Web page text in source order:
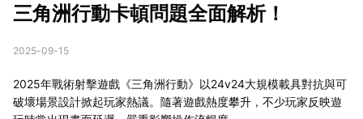
三角洲行動卡頓問題全面解析！
2025-09-15
2025年戰術射擊遊戲《三角洲行動》以24v24大規模載具對抗與可
破壞場景設計掀起玩家熱議。隨著遊戲熱度攀升，不少玩家反映遊